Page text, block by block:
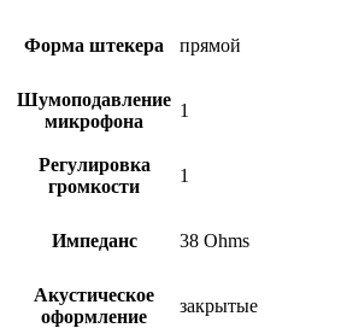
Форма штекера прямой
Шумоподавление
микрофона
1
Регулировка
громкости
1
Импеданс 38 Ohms
Акустическое
оформление
закрытые